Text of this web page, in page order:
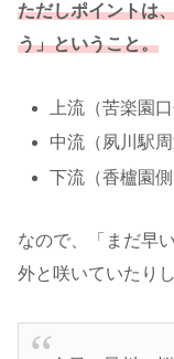
ただしポイントは
う」ということ。
上流（苦楽園
中流（夙川駅
下流（香櫨園
なので、「まだ早
外と咲いていたりし